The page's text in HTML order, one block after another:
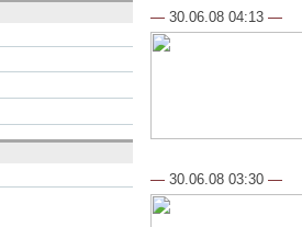
— 30.06.08 04:13 —
— 30.06.08 03:30 —